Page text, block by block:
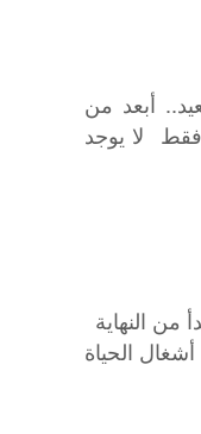
أبعد من
فقط لا يوجد
من النهاية
الحياة